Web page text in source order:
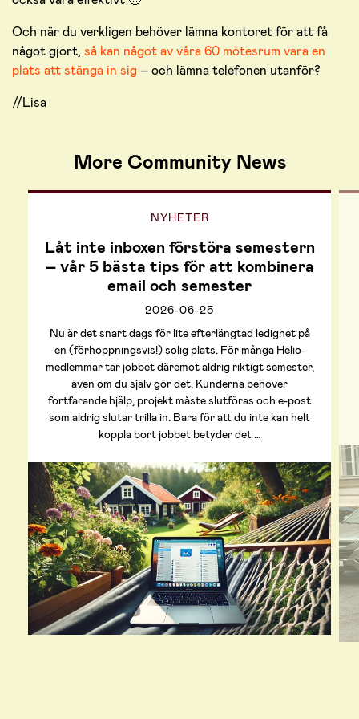
Och när du verkligen behöver lämna kontoret för att få
något gjort, så kan något av våra 60 mötesrum vara en
plats att stänga in sig– och lämna telefonen utanför?
//Lisa
More Community News
NYHETER
Låt inte inboxen förstöra semestern
– vår 5 bästa tips för att kombinera
email och semester
2026-06-25
Nu är det snart dags för lite efterlängtad ledighet på
en (förhoppningsvis!) solig plats. För många Helio-
medlemmar tar jobbet däremot aldrig riktigt semester,
även om du själv gör det. Kunderna behöver
fortfarande hjälp, projekt måste slutföras och e-post
som aldrig slutar trilla in. Bara för att du inte kan helt
koppla bort jobbet betyder det …